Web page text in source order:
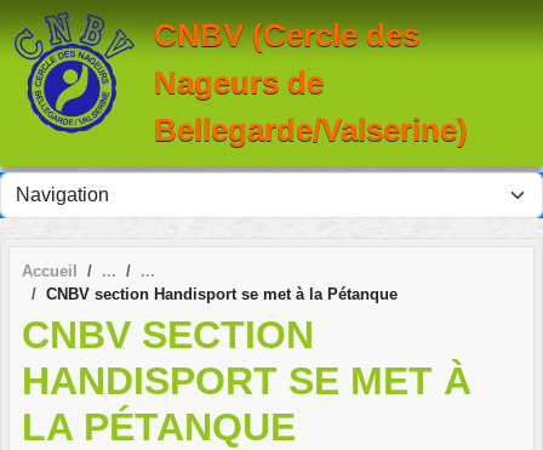
CNBV (Cercle des
Nageurs de
Bellegarde/Valserine)
Accueil
CNBV section Handisport se met à la Pétanque
CNBV SECTION
HANDISPORT SE MET À
LA PÉTANQUE
Panneau de gestion des cookies